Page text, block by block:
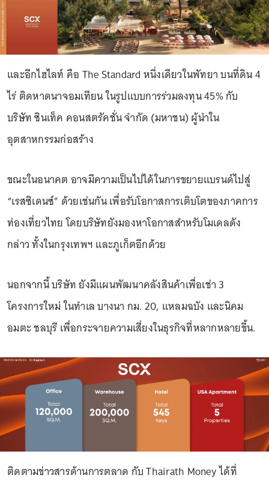
และอีกไฮไลท์ คือ The Standard หนึ่งเดียวในพัทยา บนที่ดิน 4
ไร่ ติดหาดนาจอมเทียน ในรูปแบบการร่วมลงทุน 45% กับ
บริษัท ซินเท็ค คอนสตรัคชั่น จำกัด (มหาชน) ผู้นำใน
อุตสาหกรรมก่อสร้าง
ขณะในอนาคต อาจมีความเป็นไปได้ในการขยายแบรนด์ไปสู่
“เรสซิเดนซ์” ด้วยเช่นกัน เพื่อรับโอกาสการเติบโตของภาคการ
ท่องเที่ยวไทย โดยบริษัทยังมองหาโอกาสสำหรับโมเดลดัง
กล่าว ทั้งในกรุงเทพฯ และภูเก็ตอีกด้วย
นอกจากนี้ บริษัท ยังมีแผนพัฒนาคลังสินค้าเพื่อเช่า 3
โครงการใหม่ ในทำเล บางนา กม. 20, แหลมฉบัง และนิคม
อมตะ ชลบุรี เพื่อกระจายความเสี่ยงในธุรกิจที่หลากหลายขึ้น.
ติดตามข่าวสารด้านการตลาด กับ Thairath Money ได้ที่